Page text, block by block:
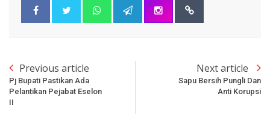
Previous article
Pj Bupati Pastikan Ada
Pelantikan Pejabat Eselon
II
Next article
Sapu Bersih Pungli Dan
Anti Korupsi